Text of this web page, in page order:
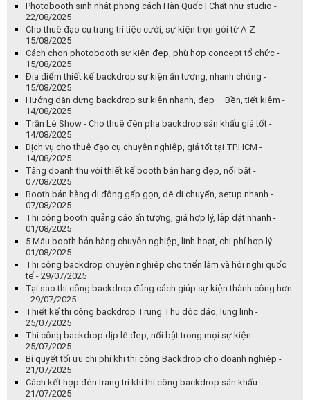
Photobooth sinh nhật phong cách Hàn Quốc | Chất như studio -
22/08/2025
Cho thuê đạo cụ trang trí tiệc cưới, sự kiện trọn gói từ A-Z -
15/08/2025
Cách chọn photobooth sự kiện đẹp, phù hợp concept tổ chức -
15/08/2025
Địa điểm thiết kế backdrop sự kiện ấn tượng, nhanh chóng -
15/08/2025
Hướng dẫn dựng backdrop sự kiện nhanh, đẹp – Bền, tiết kiệm -
14/08/2025
Trần Lê Show - Cho thuê đèn pha backdrop sân khấu giá tốt -
14/08/2025
Dịch vụ cho thuê đạo cụ chuyên nghiệp, giá tốt tại TP.HCM -
14/08/2025
Tăng doanh thu với thiết kế booth bán hàng đẹp, nổi bật -
07/08/2025
Booth bán hàng di động gấp gọn, dễ di chuyển, setup nhanh -
07/08/2025
Thi công booth quảng cáo ấn tượng, giá hợp lý, lắp đặt nhanh -
01/08/2025
5 Mẫu booth bán hàng chuyên nghiệp, linh hoạt, chi phí hợp lý -
01/08/2025
Thi công backdrop chuyên nghiệp cho triển lãm và hội nghị quốc
tế - 29/07/2025
Tại sao thi công backdrop đúng cách giúp sự kiện thành công hơn
- 29/07/2025
Thiết kế thi công backdrop Trung Thu độc đáo, lung linh -
25/07/2025
Thi công backdrop dịp lễ đẹp, nổi bật trong mọi sự kiện -
25/07/2025
Bí quyết tối ưu chi phí khi thi công Backdrop cho doanh nghiệp -
21/07/2025
Cách kết hợp đèn trang trí khi thi công backdrop sân khấu -
21/07/2025